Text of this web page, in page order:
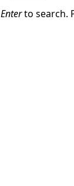
Enterto search.